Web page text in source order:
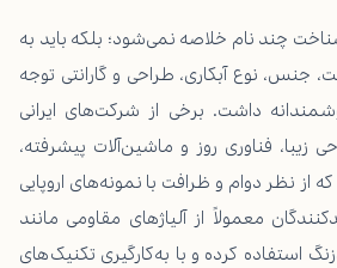
چند نام خلاصه نمی‌شود؛ بلکه باید به
جنس، نوع آبکاری، طراحی و گارانتی توجه
داشت. برخی از شرکت‌های ایرانی
زیبا، فناوری روز و ماشین‌آلات پیشرفته،
از نظر دوام و ظرافت با نمونه‌های اروپایی
معمولاً از آلیاژهای مقاومی مانند
استفاده کرده و با به‌کارگیری تکنیک‌های